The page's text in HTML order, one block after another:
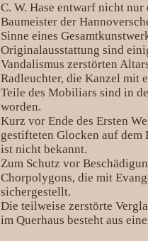
C. W. Hase entwarf nicht nur
Baumeister der
Sinne eines
Originalausstattung sind
Vandalismus zerstörten
Radleuchter, die Kanzel mit
Teile des Mobiliars sind in
worden.
Kurz vor Ende des Ersten
gestifteten Glocken auf
ist nicht bekannt.
Zum Schutz vor
Chorpolygons, die mit
sichergestellt.
Die teilweise zerstörte
im Querhaus besteht aus